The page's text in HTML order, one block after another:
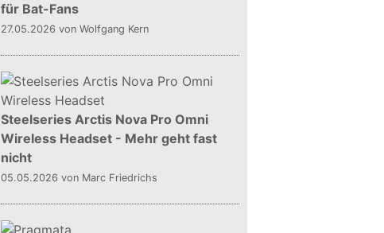
für Bat-Fans
27.05.2026 von Wolfgang Kern
Steelseries Arctis Nova Pro Omni
Wireless Headset - Mehr geht fast
nicht
05.05.2026 von Marc Friedrichs